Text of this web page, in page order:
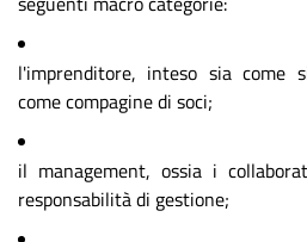
l'imprenditore, inteso sia come
come compagine di soci;
il management, ossia i
responsabilità di gestione;